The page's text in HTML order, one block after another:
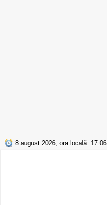
8 august 2026, ora locală: 17:06